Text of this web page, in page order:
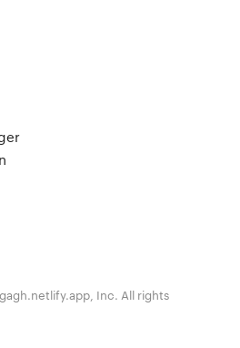
Inc. All rights